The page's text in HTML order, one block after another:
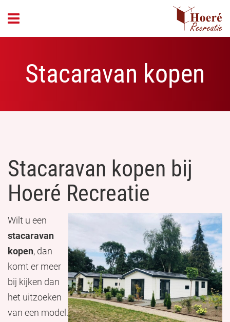
Stacaravan kopen
Stacaravan kopen bij
Hoeré Recreatie
Wilt u een
stacaravan
kopen, dan
komt er meer
bij kijken dan
het uitzoeken
van een model.
header_open_menu